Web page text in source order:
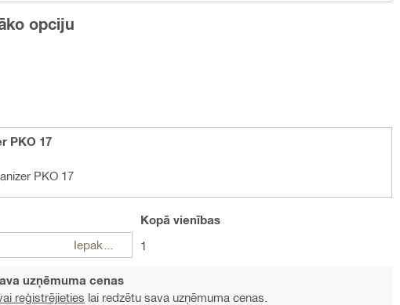
opciju
PKO 17
PKO 17
Iepakojumi
Kopā vienības
1
uzņēmuma cenas
reģistrējieties lai redzētu sava uzņēmuma cenas.